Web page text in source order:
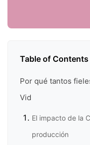
Table of Contents
Por qué tantos
Vid
El impacto de la
producción